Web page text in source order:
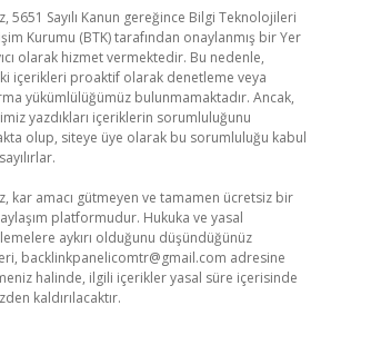
5651 Sayılı Kanun gereğince Bilgi Teknolojileri
Kurumu (BTK) tarafından onaylanmış bir Yer
olarak hizmet vermektedir. Bu nedenle,
içerikleri proaktif olarak denetleme veya
yükümlülüğümüz bulunmamaktadır. Ancak,
yazdıkları içeriklerin sorumluluğunu
olup, siteye üye olarak bu sorumluluğu kabul
kar amacı gütmeyen ve tamamen ücretsiz bir
platformudur. Hukuka ve yasal
aykırı olduğunu düşündüğünüz
backlinkpanelicomtr@gmail.com adresine
halinde, ilgili içerikler yasal süre içerisinde
kaldırılacaktır.